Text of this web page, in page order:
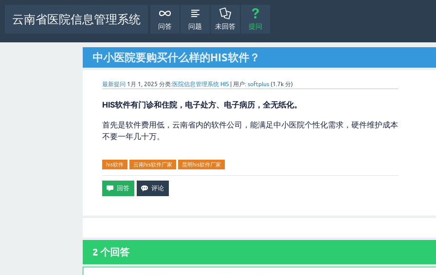
云南省医院信息管理系统
问答 问题 未回答 提问
中小医院要购买什么样的HIS软件？
最新提问 1月 1, 2025 分类:医院信息管理系统 HIS 用户: softplus (1.7k 分)
HIS软件有门诊和住院，电子处方、电子病历，全无纸化。
首先是软件费用低，云南省内的软件公司，能满足中小医院个性化需求， 硬件维护成本
不要一年几十万。
his软件 云南his软件厂家 昆明his软件厂家
2 个回答